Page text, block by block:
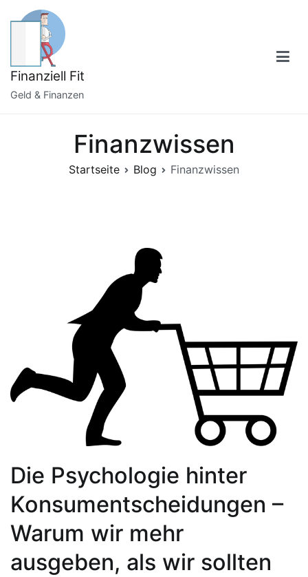
Inhalt
Finanziell Fit
Geld & Finanzen
Finanzwissen
Startseite Blog Finanzwissen
Die Psychologie hinter
Konsumentscheidungen –
Warum wir mehr
ausgeben, als wir sollten